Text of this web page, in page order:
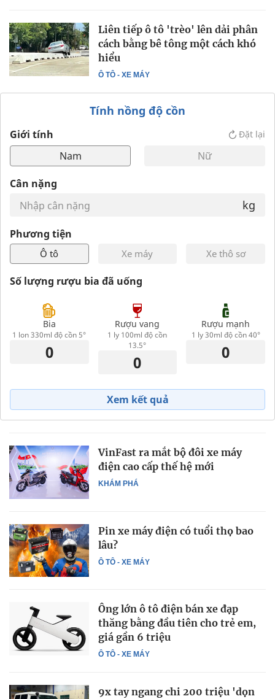
Ô TÔ - XE MÁY
Liên tiếp ô tô 'trèo' lên dải phân
cách bằng bê tông một cách khó
hiểu
Tính nồng độ cồn
Giới tính Đặt lại
Nam Nữ
Cân nặng
kg
Phương tiện
Ô tô Xe máy Xe thô sơ
Số lượng rượu bia đã uống
Bia
1 lon 330ml độ cồn 5°
Rượu vang
1 ly 100ml độ cồn
13.5°
Rượu mạnh
1 ly 30ml độ cồn 40°
Xem kết quả
KHÁM PHÁ
VinFast ra mắt bộ đôi xe máy
điện cao cấp thế hệ mới
Ô TÔ - XE MÁY
Pin xe máy điện có tuổi thọ bao
lâu?
Ô TÔ - XE MÁY
Ông lớn ô tô điện bán xe đạp
thăng bằng đầu tiên cho trẻ em,
giá gần 6 triệu
9x tay ngang chi 200 triệu 'dọn